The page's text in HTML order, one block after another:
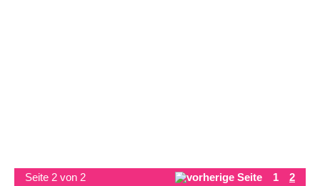
Seite 2 von 2 1 2